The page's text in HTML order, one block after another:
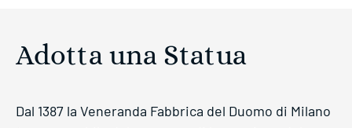
Adotta una Statua
Dal 1387 la Veneranda Fabbrica del Duomo di Milano